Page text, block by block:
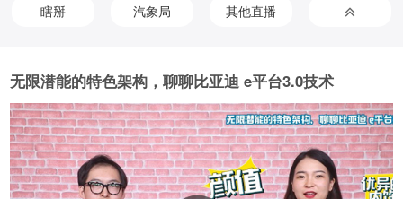
瞎掰 汽象局 其他直播
无限潜能的特色架构，聊聊比亚迪 e平台3.0技术